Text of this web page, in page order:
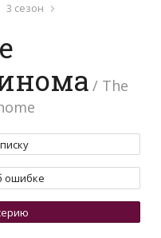
3 сезон
/ The
ошибке